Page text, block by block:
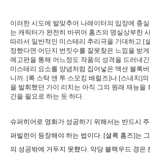
이러한 시도에 발맞추어 나레이터의 입장에 충
는 캐릭터가 완전히 바뀌어 홈즈의 명실상부한
따라서 일반적인 미스테리 추리극을 기대하고 [
정했다면 어딘지 번짓수를 잘못찾은 느낌을 받
예고편을 통해 어느정도 작품의 성격을 드러내
미스테리 요소를 양념처럼 집어넣은 액션 블록
니까. [록 스탁 앤 투 스모킹 배럴즈]나 [스내치]
을 발휘했던 가이 리치는 아직 그의 원래 재능을
간을 필요로 하는 듯 하다.
슈퍼히어로 영화가 성공하기 위해서는 반드시
퍼빌런이 등장해야 하는 법이다. [셜록 홈즈]는
의 성공밖에 거두지 못했다. 악당 블랙우드 경은